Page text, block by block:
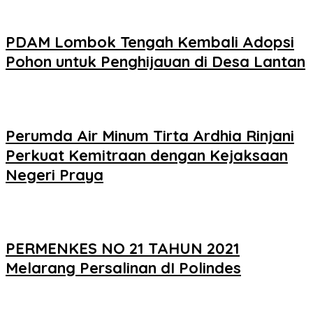
PDAM Lombok Tengah Kembali Adopsi
Pohon untuk Penghijauan di Desa Lantan
Perumda Air Minum Tirta Ardhia Rinjani
Perkuat Kemitraan dengan Kejaksaan
Negeri Praya
PERMENKES NO 21 TAHUN 2021
Melarang Persalinan dI Polindes